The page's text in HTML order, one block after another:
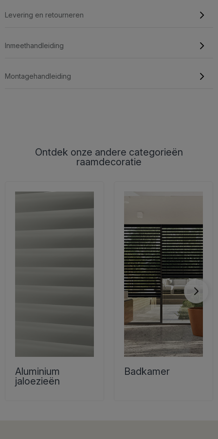
Levering en retourneren
Inmeethandleiding
Montagehandleiding
Ontdek onze andere categorieën
raamdecoratie
Aluminium
jaloezieën
Badkamer